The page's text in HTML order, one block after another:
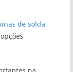
de solda